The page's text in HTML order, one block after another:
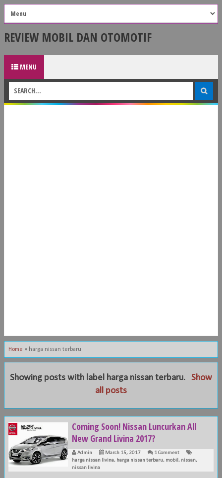
REVIEW MOBIL DAN OTOMOTIF
MENU
Home » harga nissan terbaru
Showing posts with label harga nissan terbaru.
Show
all posts
Coming Soon! Nissan Luncurkan All
New Grand Livina 2017?
Admin March 15, 2017
1 Comment
harga nissan livina, harga nissan terbaru, mobil , nissan,
nissan livina